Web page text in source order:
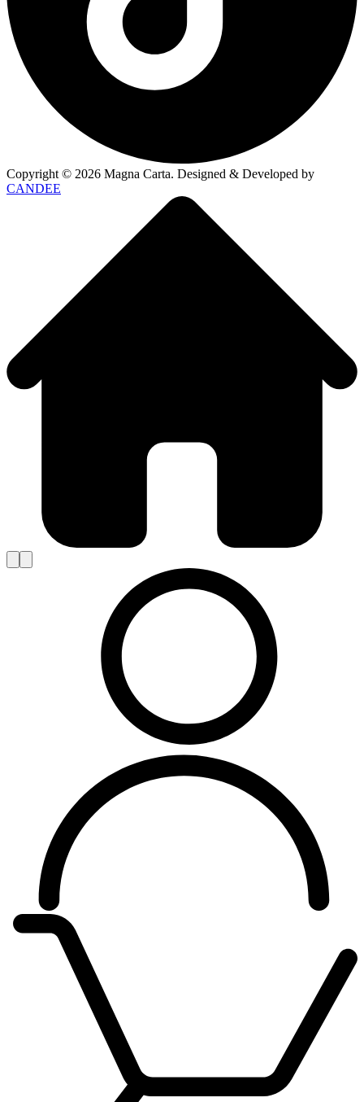
Copyright © 2026 Magna Carta. Designed & Developed by
CANDEE